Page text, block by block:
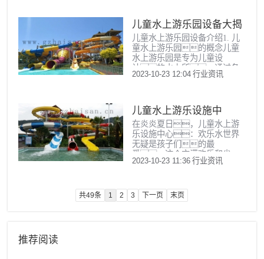
梯、直滑梯、弯滑梯
等，适合不同年龄段
的游客。二、漂流河
漂流河是公园水上...
场所使用。这些设备不仅
可以让孩子们在水中玩
耍，还可以锻炼他们
的身体协调能力、社交能
力和自信心。儿童水游乐
设备的种类目前市场上有
童水游乐设备中最受欢迎
的一种，通常由一个或多
个滑道组成，孩子们可以
穿着泳...
儿童水上游乐园设备大揭
秘
儿童水上游乐园设备介绍1. 儿
童水上游乐园的概念儿童
水上游乐园是专为儿童设
计的水上所，通过各
种水上设施，为孩子们提
备多种多样，包括水上滑
梯、漂流河、波浪池
等，让孩子们在炎炎夏日
里尽情享受清凉。2. 儿童
水上游乐园设备分类儿童水上
游乐园设备主要分为以下几
类： 水上滑梯：滑梯
迎的设备，有直线滑
梯、螺旋滑梯等多种形
2023-10-23 12:04 行业资讯
儿童水上游乐设施中
心：欢乐水世界
在炎炎夏日，儿童水上游
乐设施中心：欢乐水世界
无疑是孩子们的最
爱。这个充满欢乐和尖
叫的地方，不仅能让
泳和水上安全知识。本文
将详细介绍欢乐水世界的
2023-10-23 11:36 行业资讯
共49条 1 2 3 下一页 末页
推荐阅读